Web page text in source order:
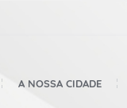
A NOSSA CIDADE